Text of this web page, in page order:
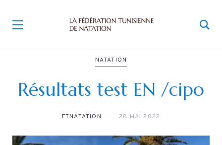
NATATION
Résultats test EN /cipo
FTNATATION 28 MAI 2022